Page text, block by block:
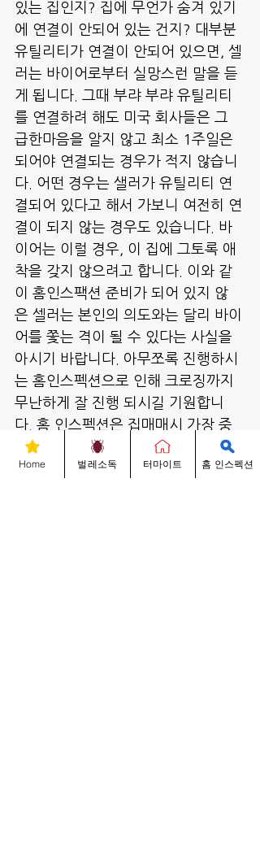
있는 집인지? 집에 무언가 숨겨 있기
에 연결이 안되어 있는 건지? 대부분
유틸리티가 연결이 안되어 있으면, 셀
러는 바이어로부터 실망스런 말을 듣
게 됩니다. 그때 부랴 부랴 유틸리티
를 연결하려 해도 미국 회사들은 그
급한마음을 알지 않고 최소 1주일은
되어야 연결되는 경우가 적지 않습니
다. 어떤 경우는 샐러가 유틸리티 연
결되어 있다고 해서 가보니 여전히 연
결이 되지 않는 경우도 있습니다. 바
이어는 이럴 경우, 이 집에 그토록 애
착을 갖지 않으려고 합니다. 이와 같
이 홈인스팩션 준비가 되어 있지 않
은 셀러는 본인의 의도와는 달리 바이
어를 쫓는 격이 될 수 있다는 사실을
아시기 바랍니다. 아무쪼록 진행하시
는 홈인스펙션으로 인해 크로징까지
무난하게 잘 진행 되시길 기원합니
다. 홈 인스펙션은 집매매시 가장 중
요한 절차중 하나입니다. 이번 한 주
도 진행하는 홈인스펙션이 잘 되길 바
Home 벌레소독 터마이트 홈 인스펙션